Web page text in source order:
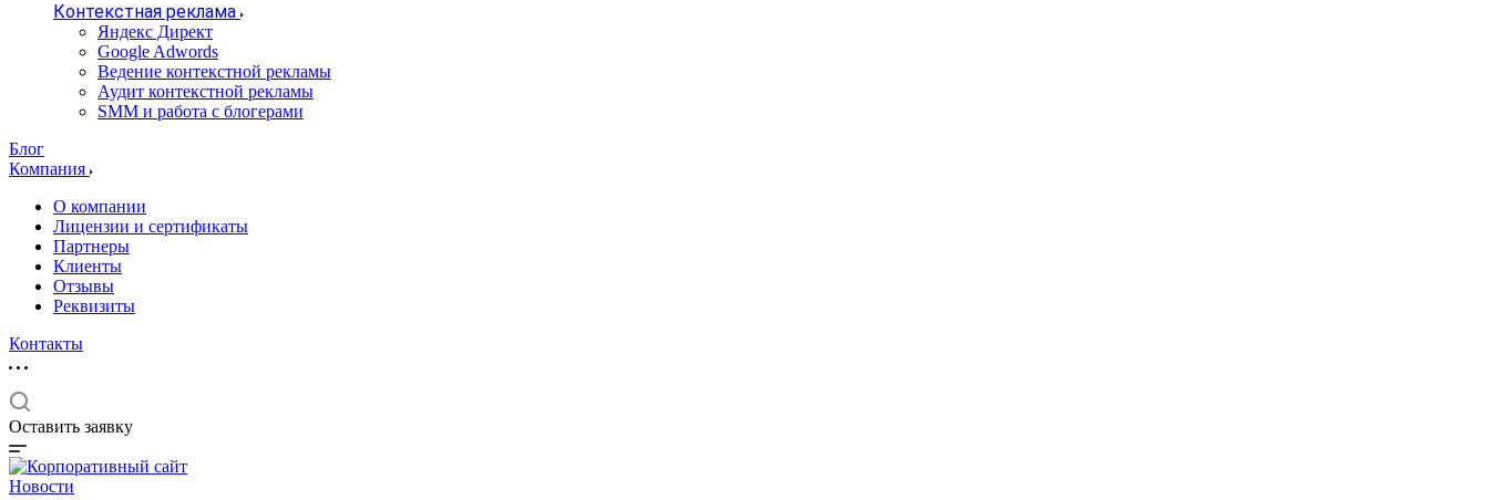
Контекстная реклама
Яндекс Директ
Google Adwords
Ведение контекстной рекламы
Аудит контекстной рекламы
SMM и работа с блогерами
Блог
Компания
О компании
Лицензии и сертификаты
Партнеры
Клиенты
Отзывы
Реквизиты
Контакты
Оставить заявку
Новости